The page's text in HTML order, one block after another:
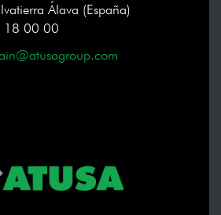
Álava (España)
18 00 00